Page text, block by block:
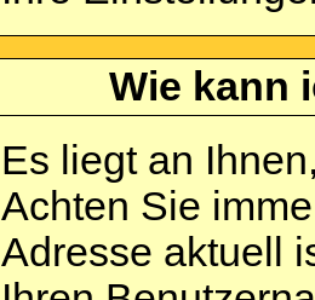
Wie kann
Es liegt an
Achten Sie
Adresse aktuell